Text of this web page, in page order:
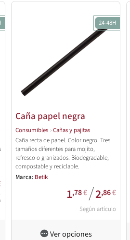
24-48H
Caña papel negra
Consumibles ›Cañas y pajitas
Caña recta de papel. Color negro. Tres
tamaños diferentes para mojito,
refresco o granizados. Biodegradable,
compostable y reciclable.
Marca: Betik
1,78€/2,86€
Según artículo
Ver opciones